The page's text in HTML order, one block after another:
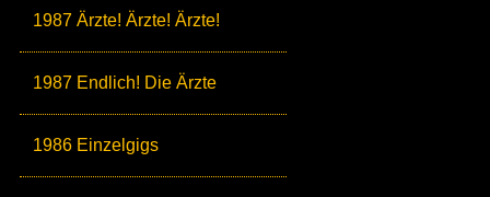
1987 Ärzte! Ärzte! Ärzte!
1987 Endlich! Die Ärzte
1986 Einzelgigs